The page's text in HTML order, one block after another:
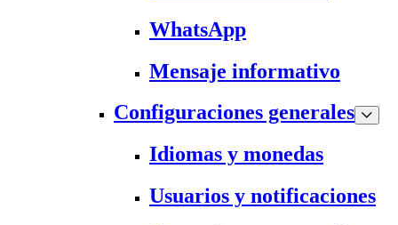
WhatsApp
Mensaje informativo
Configuraciones generales
Idiomas y monedas
Usuarios y notificaciones